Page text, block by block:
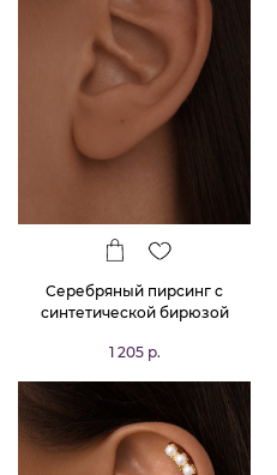
Серебряный пирсинг с
синтетической бирюзой
1 205 р.